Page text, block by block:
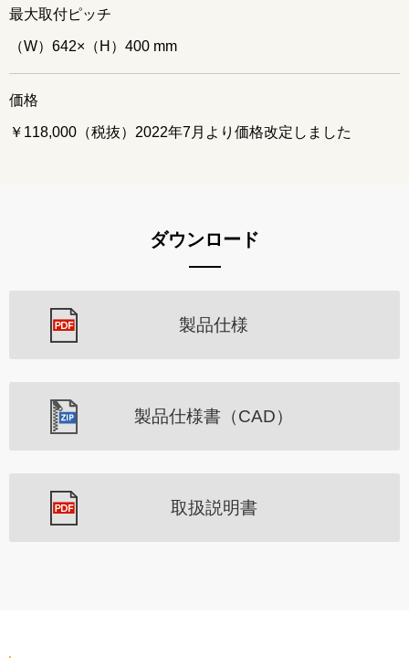
最大取付ピッチ
（W）642×（H）400 mm
価格
￥118,000（税抜）2022年7月より価格改定しました
ダウンロード
製品仕様
製品仕様書（CAD）
取扱説明書